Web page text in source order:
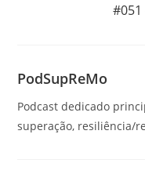
PodSupReMo
Podcast dedicado
superação, resiliência/